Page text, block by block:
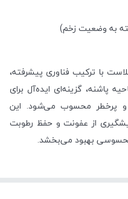
با ترکیب فناوری پیشرفته،
پاشنه، گزینه‌ای ایده‌آل برای
و پرخطر محسوب می‌شود. این
از عفونت و حفظ رطوبت
محسوسی بهبود می‌بخشد.